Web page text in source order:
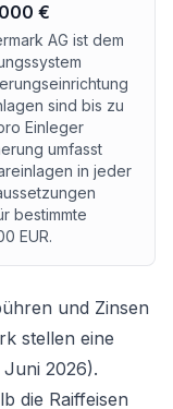
€
AG ist dem
sind bis zu
Einleger
umfasst
in jeder
bestimmte
EUR.
und Zinsen
stellen eine
2026).
die Raiffeisen